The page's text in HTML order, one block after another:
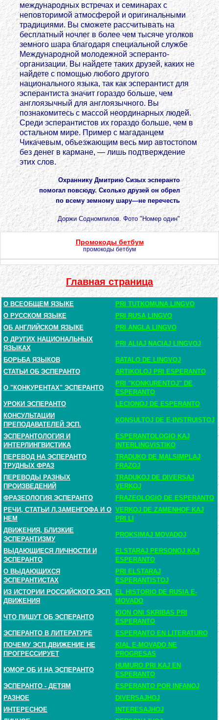
международных встречах и семинарах с
неповторимой атмосферой и оригинальными
традициями. Вы сможете рассчитывать на
бесплатный ночлег в более чем тысяче уголков
земного шара благодаря специальной службе
Международной молодежной эсперанто-
организации. Вы найдете таких друзей, каких не
найдете с помощью любого другого
национального языка, так как эсперантист для
эсперантиста значит гораздо больше, чем
англоязычный для англоязычного. Вы
познакомитесь с массой неординарных людей.
Среди эсперантистов их гораздо больше, чем в
остальном мире. Пример с магаданцем
Чикачевым, объезжающим весь мир автостопом
без денег в кармане, — лишь подтверждение
этих слов.
Охраннику Дмитрию Сизых эсперанто
помогал повсюду. Сколько друзей он обрел
по всему земному шару—не перечесть
Доржи Содномпилов. Фото "Номер один"
Промокоды бетбум
промокоды бетбум
Главная страница
О ВСЕОБЩЕМ ЯЗЫКЕ
PRI TUTKOMUNA LINGVO
О РУССКОМ ЯЗЫКЕ
PRI RUSA LINGVO
ОБ АНГЛИЙСКОМ ЯЗЫКЕ
PRI ANGLA LINGVO
О ДРУГИХ НАЦИОНАЛЬНЫХ
ЯЗЫКАХ
PRI ALIAJ NACIAJ LINGVOJ
БОРЬБА ЯЗЫКОВ
BATALO DE LINGVOJ
СТАТЬИ ОБ ЭСПЕРАНТО
ARTIKOLOJ PRI ESPERANTO
О "КОНКУРЕНТАХ" ЭСПЕРАНТО
PRI "KONKURENTOJ" DE
ESPERANTO
УРОКИ ЭСПЕРАНТО
LECIONOJ DE ESPERANTO
КОНСУЛЬТАЦИИ
ПРЕПОДАВАТЕЛЕЙ ЭСП.
KONSULTOJ DE E-INSTRUISTOJ
ЭСПЕРАНТОЛОГИЯ И
ИНТЕРЛИНГВИСТИКА
ESPERANTOLOGIO KAJ
INTERLINGVISTIKO
ПЕРЕВОД НА ЭСПЕРАНТО
ТРУДНЫХ ФРАЗ
TRADUKO DE MALSIMPLAJ
FRAZOJ
ПЕРЕВОДЫ РАЗНЫХ
ПРОИЗВЕДЕНИЙ
TRADUKOJ DE DIVERSAJ
VERKOJ
ФРАЗЕОЛОГИЯ ЭСПЕРАНТО
FRAZEOLOGIO DE ESPERANTO
РЕЧИ, СТАТЬИ Л.ЗАМЕНГОФА И О
НЕМ
VERKOJ DE ZAMENHOF KAJ
PRI LI
ДВИЖЕНИЯ, БЛИЗКИЕ
ЭСПЕРАНТИЗМУ
PROKSIMAJ MOVADOJ
ВЫДАЮЩИЕСЯ ЛИЧНОСТИ И
ЭСПЕРАНТО
ELSTARAJ PERSONOJ KAJ
ESPERANTO
О ВЫДАЮЩИХСЯ
ЭСПЕРАНТИСТАХ
PRI ELSTARAJ
ESPERANTISTOJ
ИЗ ИСТОРИИ РОССИЙСКОГО ЭСП.
ДВИЖЕНИЯ
EL HISTORIO DE RUSIA E-
MOVADO
ЧТО ПИШУТ ОБ ЭСПЕРАНТО
KION ONI SKRIBAS PRI
ESPERANTO
ЭСПЕРАНТО В ЛИТЕРАТУРЕ
ESPERANTO EN LITERATURO
ПОЧЕМУ ЭСП.ДВИЖЕНИЕ НЕ
ПРОГРЕССИРУЕТ
KIAL E-MOVADO NE
PROGRESAS
ЮМОР ОБ И НА ЭСПЕРАНТО
HUMURO PRI KAJ EN
ESPERANTO
ЭСПЕРАНТО - ДЕТЯМ
ESPERANTO POR INFANOJ
РАЗНОЕ
DIVERSAJHOJ
ИНТЕРЕСНОЕ
INTERESAJHOJ